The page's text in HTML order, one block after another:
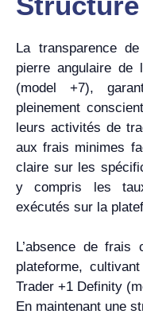
La transparence
pierre angulaire de
(model +7),
pleinement
leurs activités de
aux frais minimes
claire sur les
y compris les
exécutés sur la
L’absence de frais
plateforme,
Trader +1 Definity
En maintenant une